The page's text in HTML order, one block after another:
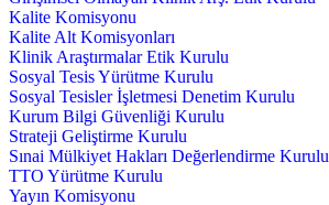
Kalite Komisyonu
Kalite Alt Komisyonları
Klinik Araştırmalar Etik Kurulu
Sosyal Tesis Yürütme Kurulu
Sosyal Tesisler İşletmesi Denetim Kurulu
Kurum Bilgi Güvenliği Kurulu
Strateji Geliştirme Kurulu
Sınai Mülkiyet Hakları Değerlendirme Kurulu
TTO Yürütme Kurulu
Yayın Komisyonu